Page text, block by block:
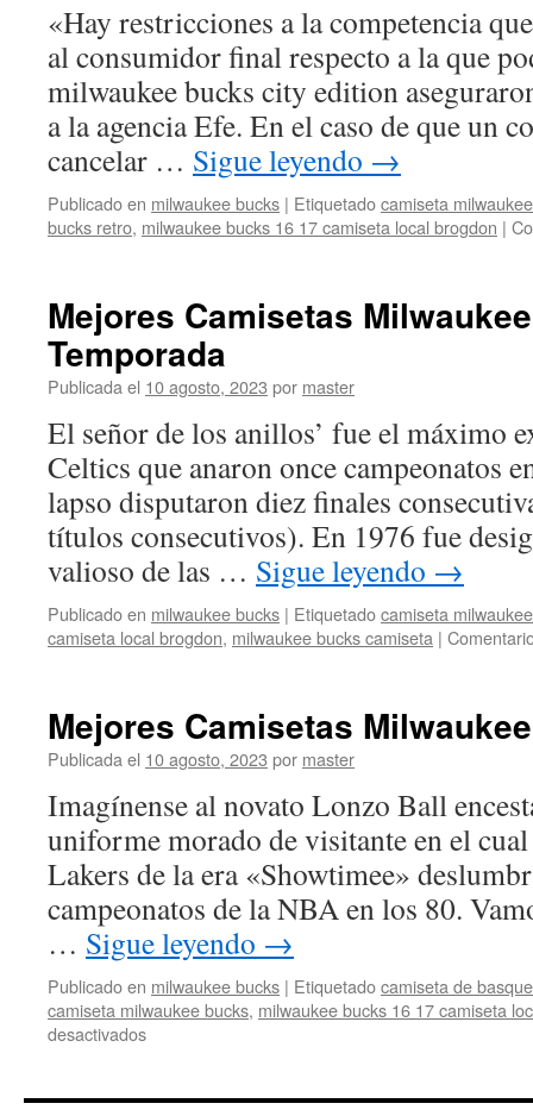
por
Yarda
Arte
Y
Manualidades
«Hay restricciones a la competencia
al consumidor final respecto a la que
milwaukee bucks city edition
a la agencia Efe. En el caso de que un
cancelar … Sigue leyendo →
Publicado en milwaukee bucks | Etiquetadocamiseta
bucks retro, milwaukee bucks 16 17 camiseta local brogdon |
Mejores Camisetas
Temporada
Publicada el 10 agosto, 2023 por master
El señor de los anillos’ fue el máximo
Celtics que anaron once campeonatos
lapso disputaron diez finales
títulos consecutivos). En 1976 fue
valioso de las … Sigue leyendo →
Publicado en milwaukee bucks | Etiquetadocamiseta
camiseta local brogdon, milwaukee bucks camiseta |
Mejores Camisetas
Publicada el 10 agosto, 2023 por master
Imagínense al novato Lonzo Ball
uniforme morado de visitante en el
Lakers de la era «Showtimee»
campeonatos de la NBA en los 80.
… Sigue leyendo →
Publicado en milwaukee bucks | Etiquetadocamiseta de
camiseta milwaukee bucks, milwaukee bucks 16 17 camiseta
desactivadosen
Milwaukee